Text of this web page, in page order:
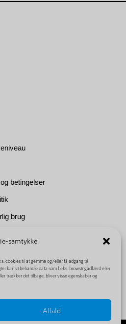
samtykke
cookies til at gemme og/eller få adgang til
kan vi behandle data som f.eks. browsingadfærd eller
trækker det tilbage, bliver visse egenskaber og
Affald
betingelser
brug